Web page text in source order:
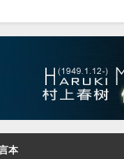
本